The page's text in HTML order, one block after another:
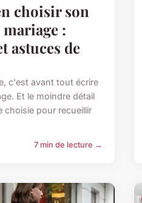
choisir son
:
astuces de
c'est avant tout écrire
Et le moindre détail
pour recueillir
7 min de lecture →